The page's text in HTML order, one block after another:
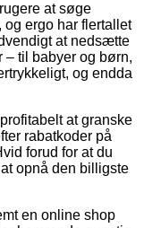
at søge
og ergo har flertallet
at nedsætte
til babyer og børn,
og endda
at granske
rabatkoder på
forud for at du
opnå den billigste
en online shop